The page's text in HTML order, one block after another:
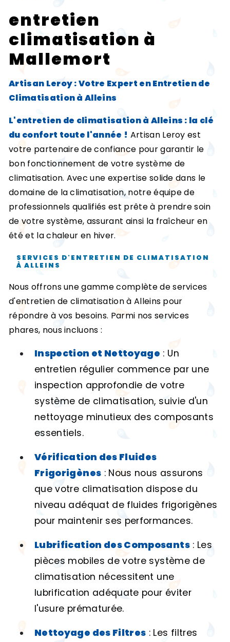
entretien
climatisation à
Mallemort
Artisan Leroy : Votre Expert en Entretien de
Climatisation à Alleins
L'entretien de climatisation à Alleins : la clé
du confort toute l'année ! Artisan Leroy est
votre partenaire de confiance pour garantir le
bon fonctionnement de votre système de
climatisation. Avec une expertise solide dans le
domaine de la climatisation, notre équipe de
professionnels qualifiés est prête à prendre soin
de votre système, assurant ainsi la fraîcheur en
été et la chaleur en hiver.
SERVICES D'ENTRETIEN DE CLIMATISATION
À ALLEINS
Nous offrons une gamme complète de services
d'entretien de climatisation à Alleins pour
répondre à vos besoins. Parmi nos services
phares, nous incluons :
Inspection et Nettoyage : Un
entretien régulier commence par une
inspection approfondie de votre
système de climatisation, suivie d'un
nettoyage minutieux des composants
essentiels.
Vérification des Fluides
Frigorigènes : Nous nous assurons
que votre climatisation dispose du
niveau adéquat de fluides frigorigènes
pour maintenir ses performances.
Lubrification des Composants: Les
pièces mobiles de votre système de
climatisation nécessitent une
lubrification adéquate pour éviter
l'usure prématurée.
Nettoyage des Filtres : Les filtres